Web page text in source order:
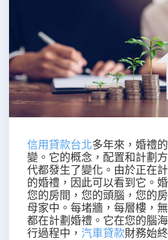
信用貸款台北多年來，婚禮
變。它的概念，配置和計劃
代都發生了變化。由於正在
的婚禮，因此可以看到它。
您的房間，您的頭腦，您的
母家中。每堵牆，每層樓，
都在計劃婚禮。它在您的腦
行過程中， 汽車貸款財務始